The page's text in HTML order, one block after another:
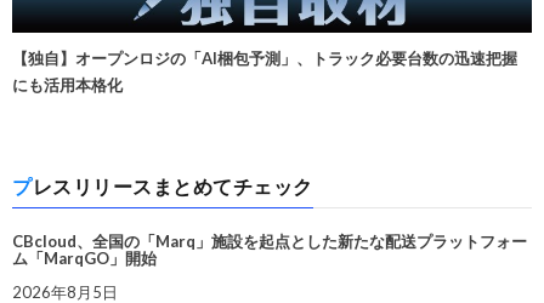
【独自】オープンロジの「AI梱包予測」、トラック必要台数の迅速把握
にも活用本格化
プレスリリースまとめてチェック
CBcloud、全国の「Marq」施設を起点とした新たな配送プラットフォー
ム「MarqGO」開始
2026年8月5日